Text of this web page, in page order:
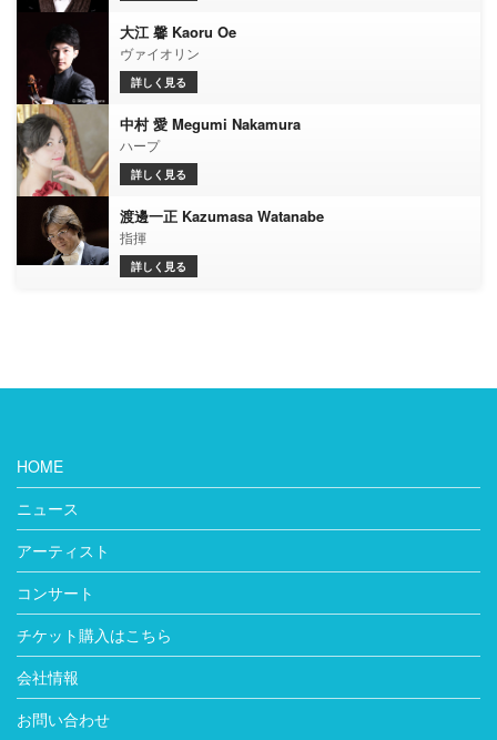
大江 馨 Kaoru Oe
ヴァイオリン
詳しく見る
中村 愛 Megumi Nakamura
ハープ
詳しく見る
渡邊一正 Kazumasa Watanabe
指揮
詳しく見る
HOME
ニュース
アーティスト
コンサート
チケット購入はこちら
会社情報
お問い合わせ